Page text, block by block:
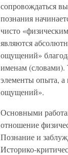
сопровождаться
познания
чисто
являются
ощущений»
именам (словами).
элементы опыта, а
ощущений».
Основными
отношение
Познание и
Историко-